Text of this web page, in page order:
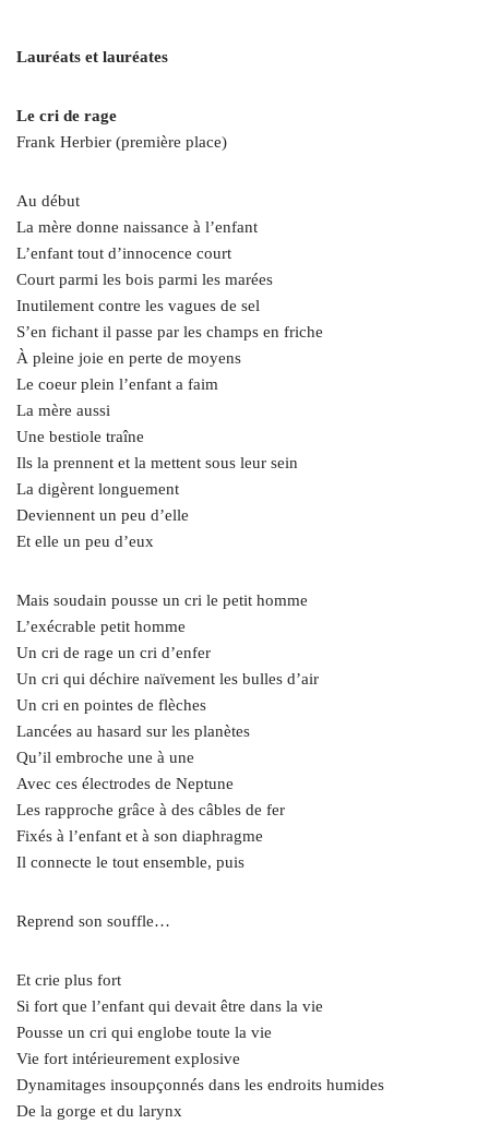
Lauréats et lauréates
Le cri de rage
Frank Herbier (première place)
Au début
La mère donne naissance à l’enfant
L’enfant tout d’innocence court
Court parmi les bois parmi les marées
Inutilement contre les vagues de sel
S’en fichant il passe par les champs en friche
À pleine joie en perte de moyens
Le coeur plein l’enfant a faim
La mère aussi
Une bestiole traîne
Ils la prennent et la mettent sous leur sein
La digèrent longuement
Deviennent un peu d’elle
Et elle un peu d’eux
Mais soudain pousse un cri le petit homme
L’exécrable petit homme
Un cri de rage un cri d’enfer
Un cri qui déchire naïvement les bulles d’air
Un cri en pointes de flèches
Lancées au hasard sur les planètes
Qu’il embroche une à une
Avec ces électrodes de Neptune
Les rapproche grâce à des câbles de fer
Fixés à l’enfant et à son diaphragme
Il connecte le tout ensemble, puis
Reprend son souffle…
Et crie plus fort
Si fort que l’enfant qui devait être dans la vie
Pousse un cri qui englobe toute la vie
Vie fort intérieurement explosive
Dynamitages insoupçonnés dans les endroits humides
De la gorge et du larynx